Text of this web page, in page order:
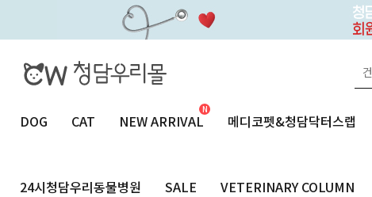
DOG CAT NEW ARRIVAL 메디코펫&청담닥터스랩
24시청담우리동물병원 SALE VETERINARY COLUMN